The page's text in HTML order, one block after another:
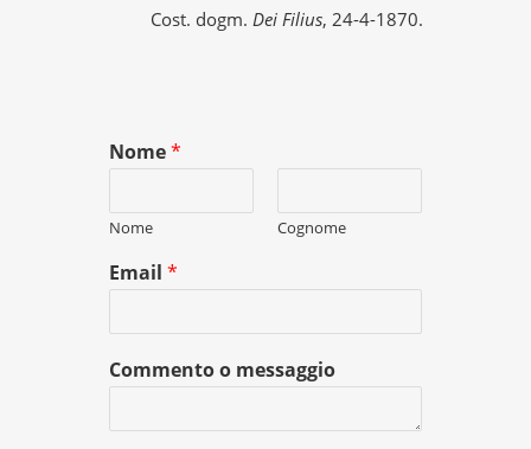
Cost. dogm. Dei Filius, 24-4-1870.
Nome*
Nome Cognome
Email*
Commento o messaggio